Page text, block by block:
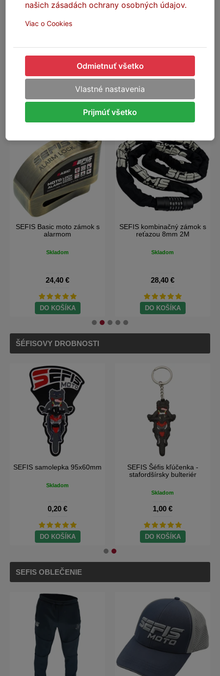
34,50 €
DO KOŠÍKA
ŠÉFIS ODPORÚČA
SEFIS Basic moto zámok s
alarmom
Skladom
24,40 €
DO KOŠÍKA
SEFIS kombinačný zámok s
reťazou 8mm 2M
Skladom
28,40 €
DO KOŠÍKA
ŠÉFISOVY DROBNOSTI
SEFIS samolepka 95x60mm
Skladom
0,20 €
DO KOŠÍKA
SEFIS Šéfis kľúčenka -
stafordšírsky bulteriér
Skladom
1,00 €
DO KOŠÍKA
SEFIS OBLEČENIE
našich zásadách ochrany osobných údajov.
Viac o Cookies
Odmietnuť všetko
Vlastné nastavenia
Prijmúť všetko